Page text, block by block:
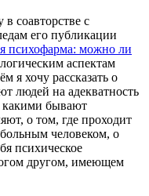
соавторстве с
его публикации
психофарма: можно ли
аспектам
я хочу рассказать о
людей на адекватность
какими бывают
о том, где проходит
человеком, о
психическое
другом, имеющем